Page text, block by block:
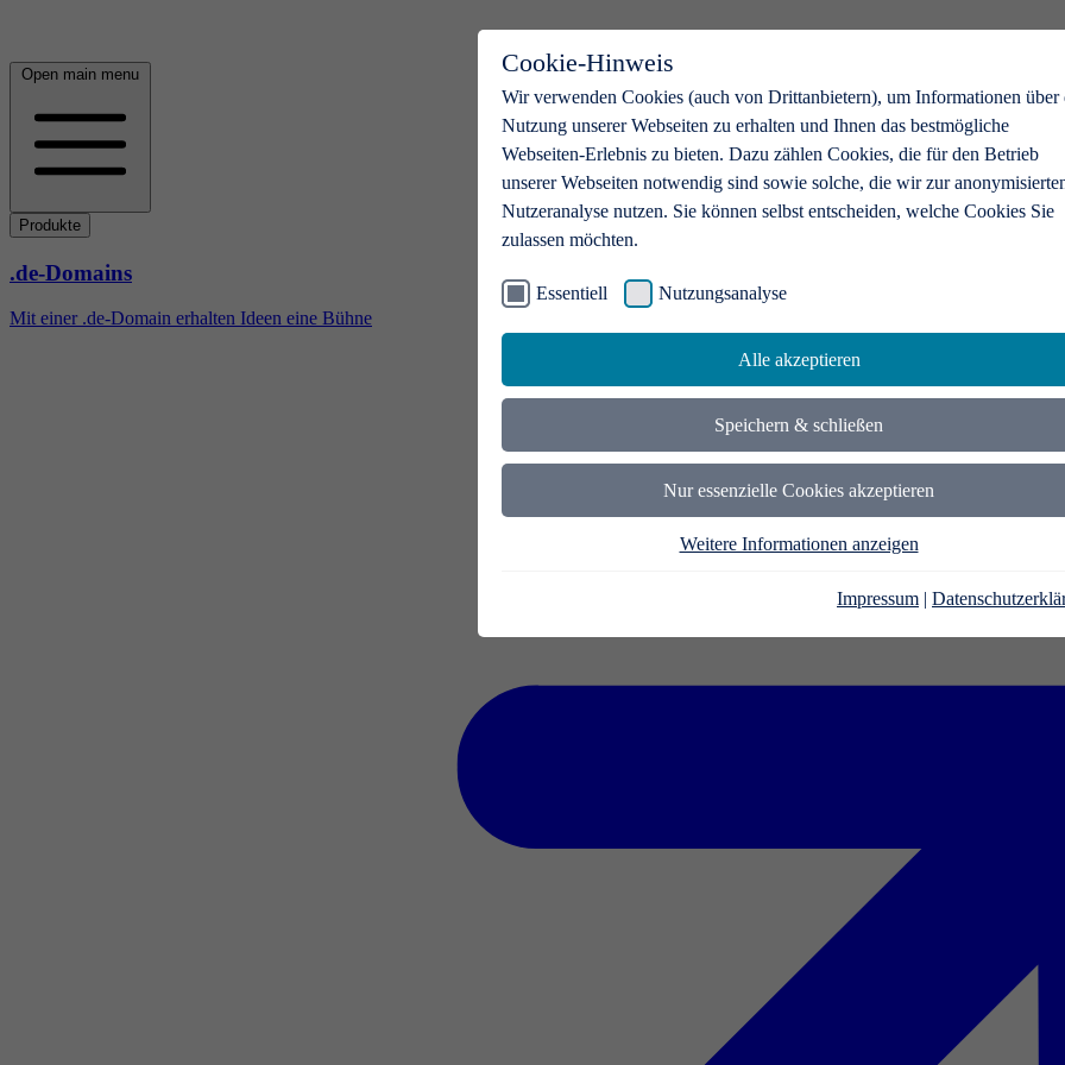
Cookie-Hinweis
Wir verwenden Cookies (auch von Drittanbietern), um Informationen über
Nutzung unserer Webseiten zu erhalten und Ihnen das bestmögliche
Webseiten-Erlebnis zu bieten. Dazu zählen Cookies, die für den Betrieb
unserer Webseiten notwendig sind sowie solche, die wir zur
Nutzeranalyse nutzen. Sie können selbst entscheiden, welche Cookies Sie
zulassen möchten.
Essentiell Nutzungsanalyse
Alle akzeptieren
Speichern & schließen
Nur essenzielle Cookies akzeptieren
Weitere Informationen anzeigen
Impressum |
Open main menu
Produkte
.de-Domains
Mit einer .de-Domain erhalten Ideen eine Bühne